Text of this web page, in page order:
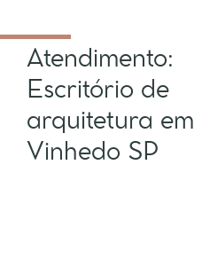
Atendimento:
Escritório de
arquitetura em
Vinhedo SP